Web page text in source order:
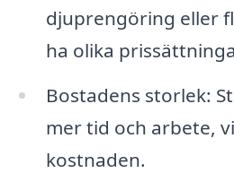
djuprengöring eller
ha olika
Bostadens storlek:
mer tid och arbete,
kostnaden.